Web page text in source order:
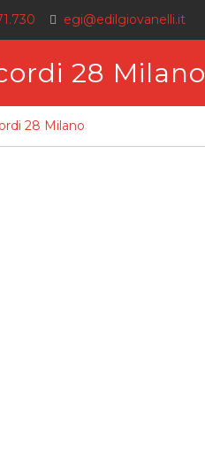
egi@edilgiovanelli.it
28 Milano
28 Milano